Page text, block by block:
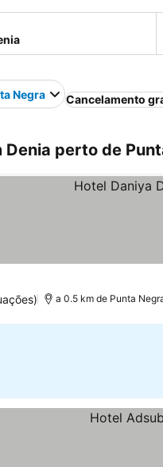
Negra Cancelamento
perto de
a 0.5 km de Punta